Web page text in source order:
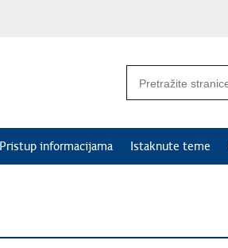
Pristup informacijama Istaknute teme